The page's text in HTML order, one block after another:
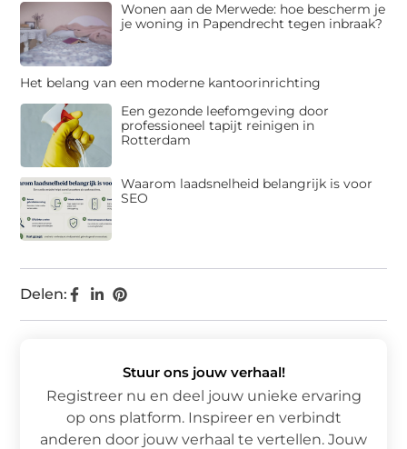
Delen:
Wonen aan de Merwede: hoe bescherm je
je woning in Papendrecht tegen inbraak?
Het belang van een moderne kantoorinrichting
Een gezonde leefomgeving door
professioneel tapijt reinigen in
Rotterdam
Waarom laadsnelheid belangrijk is voor
SEO
Stuur ons jouw verhaal!
Registreer nu en deel jouw unieke ervaring
op ons platform. Inspireer en verbindt
anderen door jouw verhaal te vertellen. Jouw